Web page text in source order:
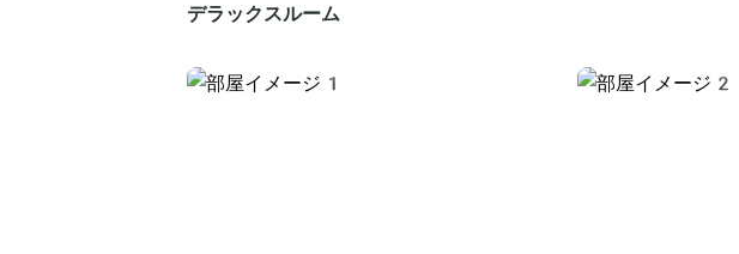
デラックスルーム